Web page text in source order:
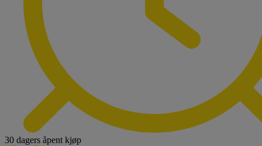
30 dagers åpent kjøp